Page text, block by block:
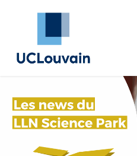
Se rendre au contenu